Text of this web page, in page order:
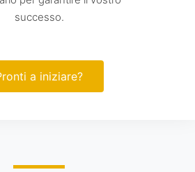
successo.
a iniziare?